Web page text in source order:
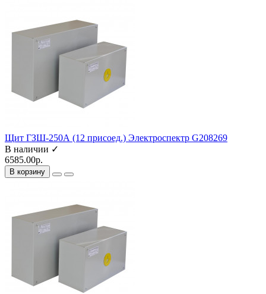
Щит ГЗШ-250А (12 присоед.) Электроспектр G208269
В наличии ✓
6585.00р.
В корзину